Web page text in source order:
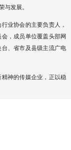
发展。
业协会的主要负责人，
，成员单位覆盖头部网
、省市及县级主流广电
神的传媒企业，正以稳